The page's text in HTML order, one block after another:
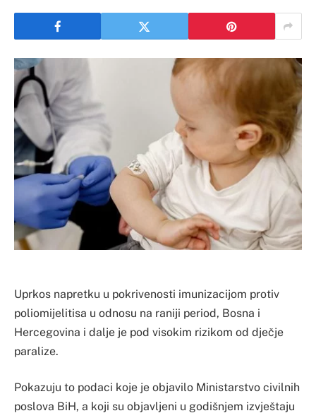
Uprkos napretku u pokrivenosti imunizacijom protiv
poliomijelitisa u odnosu na raniji period, Bosna i
Hercegovina i dalje je pod visokim rizikom od dječje
paralize.
Pokazuju to podaci koje je objavilo Ministarstvo civilnih
poslova BiH, a koji su objavljeni u godišnjem izvještaju